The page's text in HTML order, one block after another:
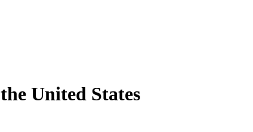
the United States